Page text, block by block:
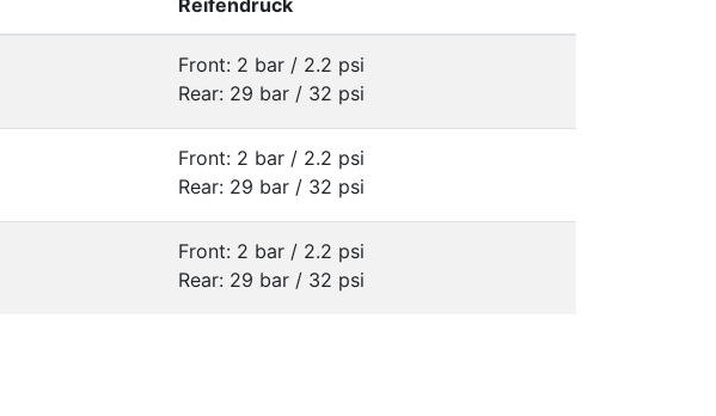
Reifendruck
Front: 2 bar / 2.2 psi
Rear: 29 bar / 32 psi
Front: 2 bar / 2.2 psi
Rear: 29 bar / 32 psi
Front: 2 bar / 2.2 psi
Rear: 29 bar / 32 psi